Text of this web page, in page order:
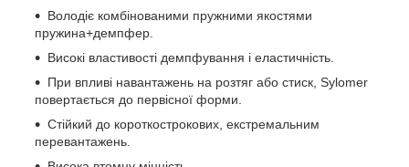
Володіє комбінованими пружними якостями
пружина+демпфер.
Високі властивості демпфування і еластичність.
При впливі навантажень на розтяг або стиск, Sylomer
повертається до первісної форми.
Стійкий до короткострокових, екстремальним
перевантажень.